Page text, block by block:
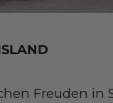
Freuden in